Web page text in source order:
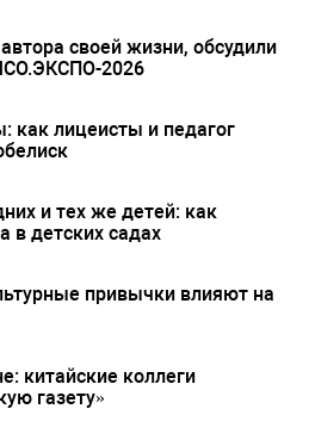
своей жизни, обсудили
2026
как лицеисты и педагог
и тех же детей: как
в детских садах
привычки влияют на
китайские коллеги
газету»